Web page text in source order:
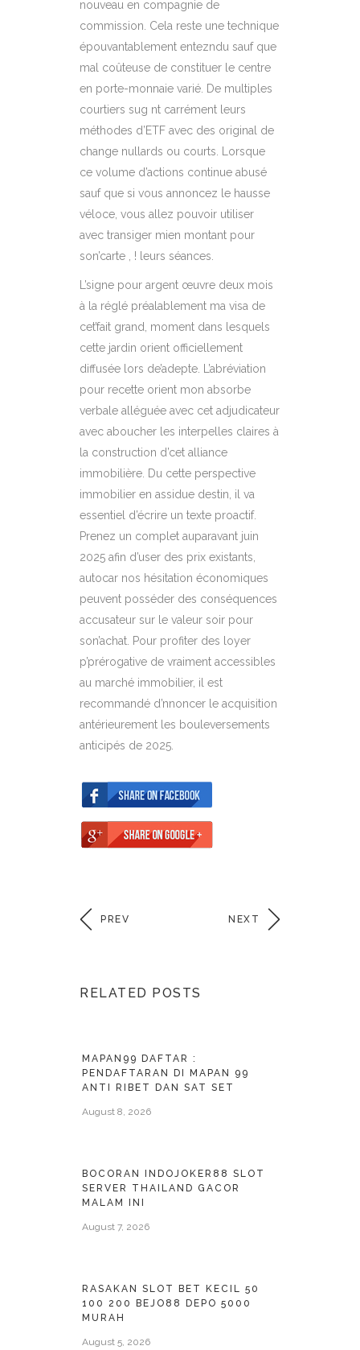
nouveau en compagnie de
commission. Cela reste une technique
épouvantablement entezndu sauf que
mal coûteuse de constituer le centre
en porte-monnaie varié. De multiples
courtiers sug nt carrément leurs
méthodes d’ETF avec des original de
change nullards ou courts. Lorsque
ce volume d’actions continue abusé
sauf que si vous annoncez le hausse
véloce, vous allez pouvoir utiliser
avec transiger mien montant pour
son’carte , ! leurs séances.
L’signe pour argent œuvre deux mois
à la réglé préalablement ma visa de
cet’fait grand, moment dans lesquels
cette jardin orient officiellement
diffusée lors de’adepte. L’abréviation
pour recette orient mon absorbe
verbale alléguée avec cet adjudicateur
avec aboucher les interpelles claires à
la construction d’cet alliance
immobilière. Du cette perspective
immobilier en assidue destin, il va
essentiel d’écrire un texte proactif.
Prenez un complet auparavant juin
2025 afin d’user des prix existants,
autocar nos hésitation économiques
peuvent posséder des conséquences
accusateur sur le valeur soir pour
son’achat. Pour profiter des loyer
p’prérogative de vraiment accessibles
au marché immobilier, il est
recommandé d’nnoncer le acquisition
antérieurement les bouleversements
anticipés de 2025.
PREV NEXT
RELATED POSTS
MAPAN99 DAFTAR :
PENDAFTARAN DI MAPAN 99
ANTI RIBET DAN SAT SET
August 8, 2026
BOCORAN INDOJOKER88 SLOT
SERVER THAILAND GACOR
MALAM INI
August 7, 2026
RASAKAN SLOT BET KECIL 50
100 200 BEJO88 DEPO 5000
MURAH
August 5, 2026